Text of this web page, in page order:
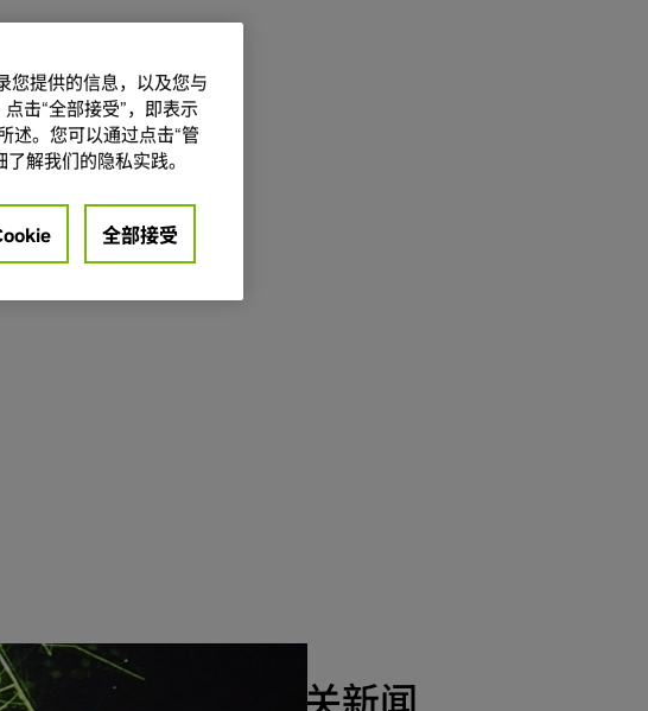
您提供的信息，以及您与
击“全部接受”，即表示
述。您可以通过点击“管
了解我们的隐私实践。
全部接受